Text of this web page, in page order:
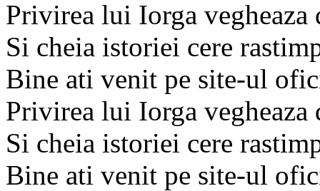
Privirea lui Iorga
Si cheia istoriei cere
Bine ati venit pe site-ul
Privirea lui Iorga
Si cheia istoriei cere
Bine ati venit pe site-ul